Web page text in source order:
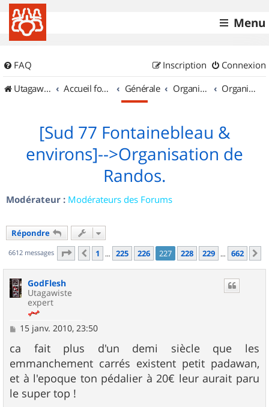
Menu
FAQ Connexion
Inscription
UtagawaVTT (Randos VTT et VTTAE avec traces GPS)
Accueil forum Générale Organisation de sorties & Recherche de partenaires Organisation de sorties en région Île de France
[Sud 77 Fontainebleau &
environs]-->Organisation de
Randos.
Modérateur : Modérateurs des Forums
Répondre
6612 messages Page 227 sur662
Précédent
1 … 225 226 227 228 229 … 662
GodFlesh
Utagawiste
expert
M
s
s
a
g
e
15 janv. 2010, 23:50
ca fait plus d'un demi siècle que les
emmanchement carrés existent petit padawan,
et à l'epoque ton pédalier à 20€ leur aurait paru
le super top !